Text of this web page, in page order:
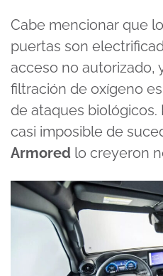
Cabe mencionar que
puertas son
acceso no autorizado,
filtración de oxígeno
de ataques biológicos.
casi imposible de
Armored lo creyeron